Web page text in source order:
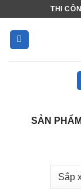
dung
THI
SẢN